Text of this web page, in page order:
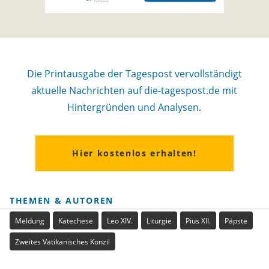
Die Printausgabe der Tagespost vervollständigt
aktuelle Nachrichten auf die-tagespost.de mit
Hintergründen und Analysen.
Hier kostenlos erhalten!
THEMEN & AUTOREN
Meldung Katechese Leo XIV. Liturgie Pius XII. Päpste
Zweites Vatikanisches Konzil